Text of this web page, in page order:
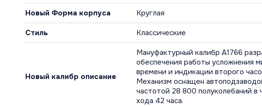
Новый Форма корпуса Круглая
Стиль Классические
Новый калибр описание
Мануфактурный калибр A1766
обеспечения работы усложнения
времени и индикации второго
Механизм оснащен
частотой 28 800 полуколебаний в
хода 42 часа.